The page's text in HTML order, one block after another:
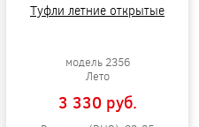
Туфли летние открытые
модель 2356
Лето
3 330 pуб.